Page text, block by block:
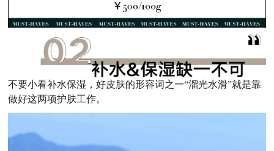
不要小看补水保湿，好皮肤的形容词之一“溜光水滑”就是靠
做好这两项护肤工作。